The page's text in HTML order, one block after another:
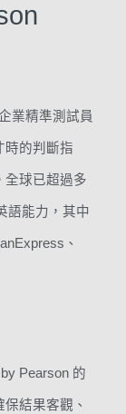
業精準測試員
時的判斷指
全球已超過多
語能力，其中
、
Pearson 的
結果客觀、